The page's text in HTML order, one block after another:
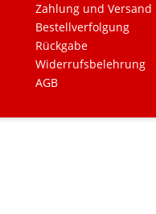
Zahlung und Versand
Bestellverfolgung
Rückgabe
Widerrufsbelehrung
AGB